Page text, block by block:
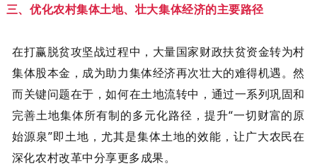
三、优化农村集体土地、壮大集体经济的主要路径
在打赢脱贫攻坚战过程中，大量国家财政扶贫资金转为村
集体股本金，成为助力集体经济再次壮大的难得机遇。然
而关键问题在于，如何在土地流转中，通过一系列巩固和
完善土地集体所有制的多元化路径，提升“一切财富的原
始源泉”即土地，尤其是集体土地的效能，让广大农民在
深化农村改革中分享更多成果。